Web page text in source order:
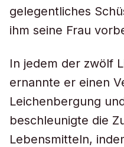
gelegentliches
ihm seine Frau
In jedem der zwölf
ernannte er einen
Leichenbergung
beschleunigte die
Lebensmitteln,